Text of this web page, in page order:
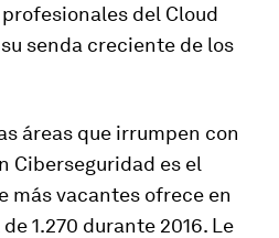
del Cloud
senda creciente de los
áreas que irrumpen con
Ciberseguridad es el
más vacantes ofrece en
1.270 durante 2016. Le